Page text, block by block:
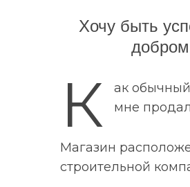
Хочу быть
добром
К ак
мне
Магазин
строительной